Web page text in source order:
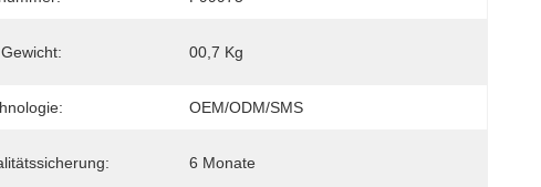
00,7 Kg
OEM/ODM/SMS
6 Monate